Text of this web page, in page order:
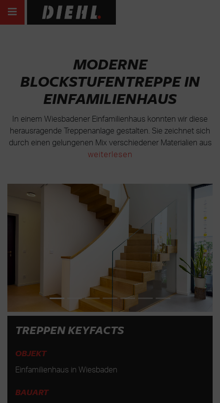
MODERNE
BLOCKSTUFENTREPPE IN
EINFAMILIENHAUS
In einem Wiesbadener Einfamilienhaus konnten wir diese
herausragende Treppenanlage gestalten. Sie zeichnet sich
durch einen gelungenen Mix verschiedener Materialien aus
weiterlesen
TREPPEN KEYFACTS
OBJEKT
Einfamilienhaus in Wiesbaden
BAUART